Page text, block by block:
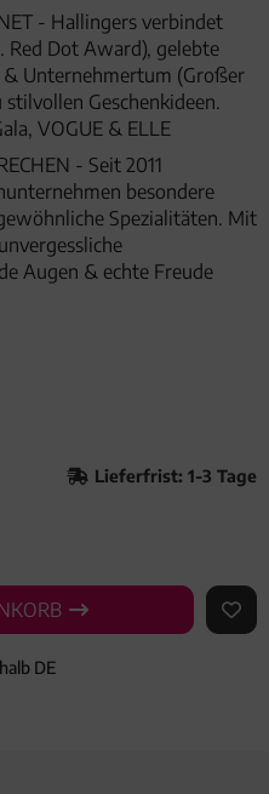
- Hallingers verbindet
Red Dot Award), gelebte
Unternehmertum (Großer
Geschenkideen.
VOGUE & ELLE
- Seit 2011
besondere
Spezialitäten. Mit
Augen & echte Freude
Lieferfrist: 1-3 Tage
AUF
DE